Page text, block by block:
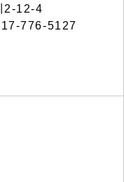
2-12-4
776-5127